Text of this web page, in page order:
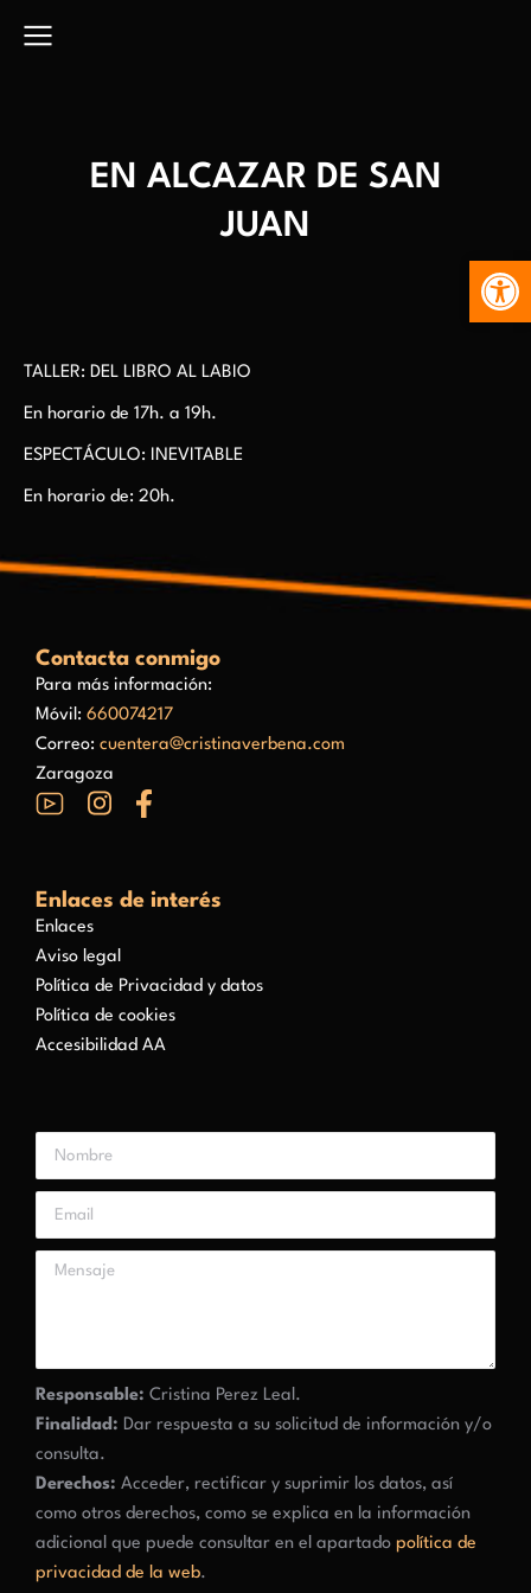
EN ALCAZAR DE SAN
JUAN
TALLER: DEL LIBRO AL LABIO
En horario de 17h. a 19h.
ESPECTÁCULO: INEVITABLE
En horario de: 20h.
Contacta conmigo
Para más información:
Móvil: 660074217
Correo: cuentera@cristinaverbena.com
Zaragoza
Enlaces de interés
Enlaces
Aviso legal
Política de Privacidad y datos
Política de cookies
Accesibilidad AA
Responsable: Cristina Perez Leal.
Finalidad: Dar respuesta a su solicitud de información y/o
consulta.
Derechos: Acceder, rectificar y suprimir los datos, así
como otros derechos, como se explica en la información
adicional que puede consultar en el apartado política de
privacidad de la web.